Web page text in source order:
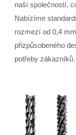
naší společností,
Nabízíme
rozmezí od 0,4
přizpůsobeného
potřeby zákazníků.